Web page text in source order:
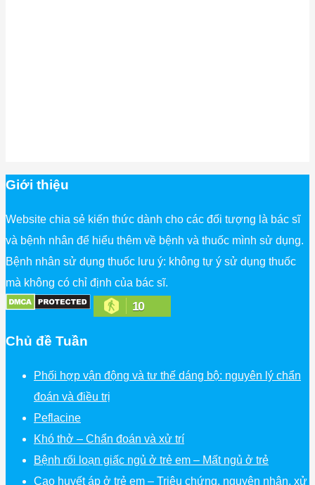
Giới thiệu
Website chia sẻ kiến thức dành cho các đối tượng là bác sĩ
và bệnh nhân để hiểu thêm về bệnh và thuốc mình sử dụng.
Bệnh nhân sử dụng thuốc lưu ý: không tự ý sử dụng thuốc
mà không có chỉ định của bác sĩ.
10
Chủ đề Tuần
Phối hợp vận động và tư thế dáng bộ: nguyên lý chẩn
đoán và điều trị
Peflacine
Khó thở – Chẩn đoán và xử trí
Bệnh rối loạn giấc ngủ ở trẻ em – Mất ngủ ở trẻ
Cao huyết áp ở trẻ em – Triệu chứng, nguyên nhân, xử